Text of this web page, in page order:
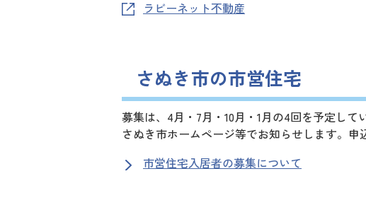
ラビーネット不動産
さぬき市の市営住宅
募集は、4月・7月・10月・1月の4回を予定し
さぬき市ホームページ等でお知らせします。申
市営住宅入居者の募集について